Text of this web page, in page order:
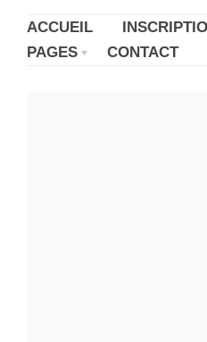
ACCUEIL
PAGES
CONTACT